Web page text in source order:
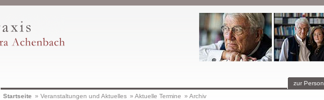
zur Person
Startseite » Veranstaltungen und Aktuelles » Aktuelle Termine » Archiv